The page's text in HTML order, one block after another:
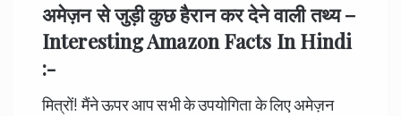
अमेज़न से जुड़ी कुछ हैरान कर देने वाली तथ्य –
Interesting Amazon Facts In Hindi
:-
मित्रों! मैंने ऊपर आप सभी के उपयोगिता के लिए अमेज़न